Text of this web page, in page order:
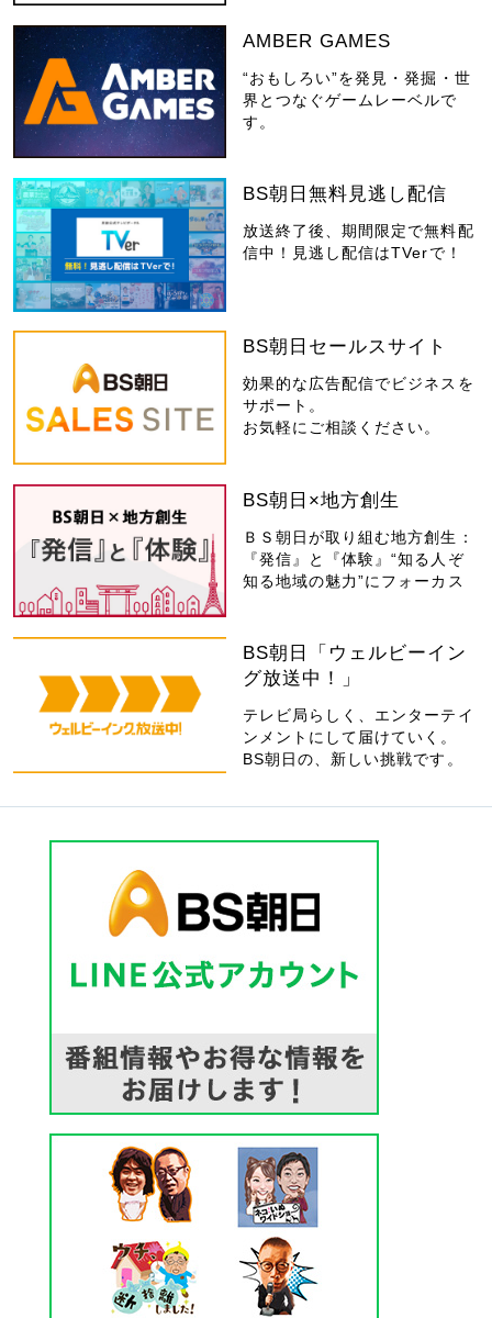
AMBER GAMES
“おもしろい”を発見・発掘・世
界とつなぐゲームレーベルで
す。
BS朝日無料見逃し配信
放送終了後、期間限定で無料配
信中！見逃し配信はTVerで！
BS朝日セールスサイト
効果的な広告配信でビジネスを
サポート。
お気軽にご相談ください。
BS朝日×地方創生
ＢＳ朝日が取り組む地方創生：
『発信』と『体験』“知る人ぞ
知る地域の魅力”にフォーカス
BS朝日「ウェルビーイン
グ放送中！」
テレビ局らしく、エンターテイ
ンメントにして届けていく。
BS朝日の、新しい挑戦です。